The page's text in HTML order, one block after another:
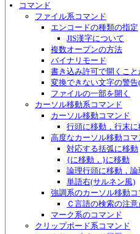
コマンド
ファイル系コマンド
エンコードの種類の指定
JIS漢字について
複数オープンの方法
バイナリモード
書き込み許可で開くこと
変換できない文字の警告
ファイルの一部を開く
カーソル移動系コマンド
カーソル移動コマンド
行頭に移動，行末に
高度なカーソル移動コマ
対応する括弧に移動
{に移動，}に移動
論理行頭に移動，
単語右(サルネン風)
強調系のカーソル移動コ
Ｃ言語の検索の注意
マーク系のコマンド
クリップボード系コマンド